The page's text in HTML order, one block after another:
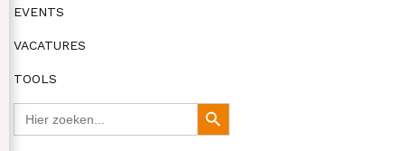
EVENTS
VACATURES
TOOLS
Zoekknop